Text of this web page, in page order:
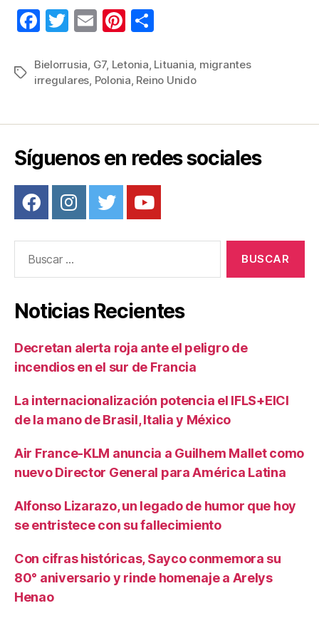
F
c
e
o
k
T
tt
er
E
ail
Pi
er
e
m
p
Etiquetas
Bielorrusia, G7, Letonia, Lituania, migrantes
irregulares, Polonia, Reino Unido
Síguenos en redes sociales
Noticias Recientes
Decretan alerta roja ante el peligro de
incendios en el sur de Francia
La internacionalización potencia el IFLS+EICI
de la mano de Brasil, Italia y México
Air France-KLM anuncia a Guilhem Mallet como
nuevo Director General para América Latina
Alfonso Lizarazo, un legado de humor que hoy
se entristece con su fallecimiento
Con cifras históricas, Sayco conmemora su
80° aniversario y rinde homenaje a Arelys
Henao